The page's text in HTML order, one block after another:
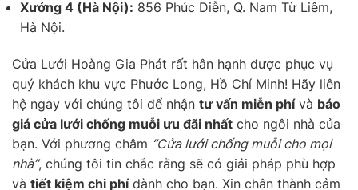
Xưởng 4 (Hà Nội): 856 Phúc Diễn, Q. Nam Từ Liêm,
Hà Nội.
Cửa Lưới Hoàng Gia Phát rất hân hạnh được phục vụ
quý khách khu vực Phước Long, Hồ Chí Minh! Hãy liên
hệ ngay với chúng tôi để nhận tư vấn miễn phívà báo
giá cửa lưới chống muỗi ưu đãi nhất cho ngôi nhà của
bạn. Với phương châm “Cửa lưới chống muỗi cho mọi
nhà”, chúng tôi tin chắc rằng sẽ có giải pháp phù hợp
và tiết kiệm chi phídành cho bạn. Xin chân thành cảm